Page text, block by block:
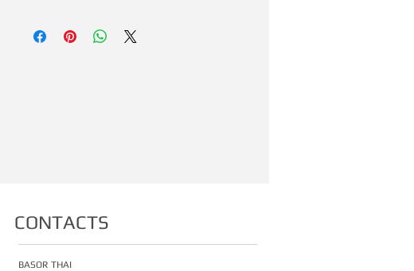
CONTACTS
BASOR THAI